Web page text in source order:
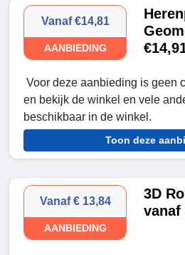
Vanaf €14,81
AANBIEDING
Voor deze aanbieding is geen
en bekijk de winkel en vele
beschikbaar in de winkel.
Toon deze
Vanaf € 13,84
AANBIEDING
3D
vanaf